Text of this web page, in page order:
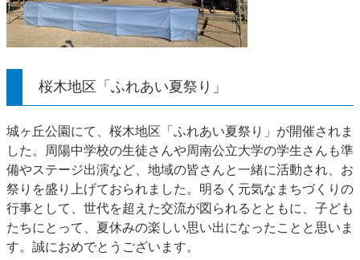
桜木地区「ふれあい夏祭り」
城ヶ丘公園にて、桜木地区「ふれあい夏祭り」が開催されま
した。周陽中学校の生徒さんや周南公立大学の学生さんも準
備やステージ出演など、地域の皆さんと一緒に活動され、お
祭りを盛り上げておられました。明るく元気なまちづくりの
行事として、世代を超えた交流が図られるとともに、子ども
たちにとって、夏休みの楽しい思い出になったことと思いま
す。誠におめでとうございます。